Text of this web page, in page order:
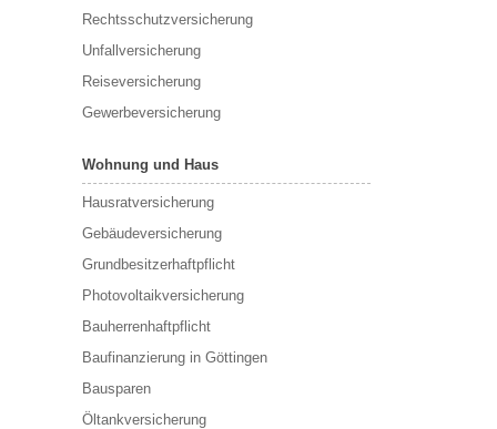
Rechtsschutzversicherung
Unfallversicherung
Reiseversicherung
Gewerbeversicherung
Wohnung und Haus
Hausratversicherung
Gebäudeversicherung
Grundbesitzerhaftpflicht
Photovoltaikversicherung
Bauherrenhaftpflicht
Baufinanzierung in Göttingen
Bausparen
Öltankversicherung